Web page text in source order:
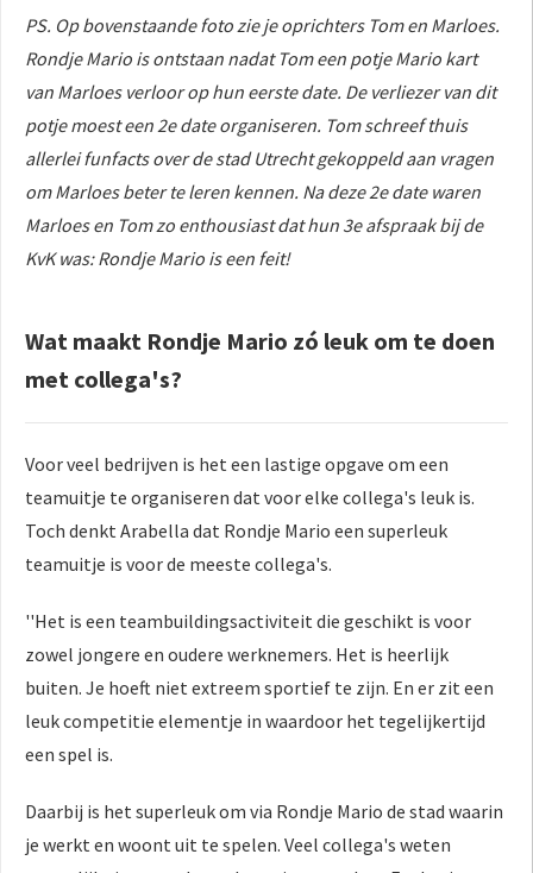
PS. Op bovenstaande foto zie je oprichters Tom en Marloes.
Rondje Mario is ontstaan nadat Tom een potje Mario kart
van Marloes verloor op hun eerste date. De verliezer van dit
potje moest een 2e date organiseren. Tom schreef thuis
allerlei funfacts over de stad Utrecht gekoppeld aan vragen
om Marloes beter te leren kennen. Na deze 2e date waren
Marloes en Tom zo enthousiast dat hun 3e afspraak bij de
KvK was: Rondje Mario is een feit!
Wat maakt Rondje Mario zó leuk om te doen
met collega's?
Voor veel bedrijven is het een lastige opgave om een
teamuitje te organiseren dat voor elke collega's leuk is.
Toch denkt Arabella dat Rondje Mario een superleuk
teamuitje is voor de meeste collega's.
''Het is een teambuildingsactiviteit die geschikt is voor
zowel jongere en oudere werknemers. Het is heerlijk
buiten. Je hoeft niet extreem sportief te zijn. En er zit een
leuk competitie elementje in waardoor het tegelijkertijd
een spel is.
Daarbij is het superleuk om via Rondje Mario de stad waarin
je werkt en woont uit te spelen. Veel collega's weten